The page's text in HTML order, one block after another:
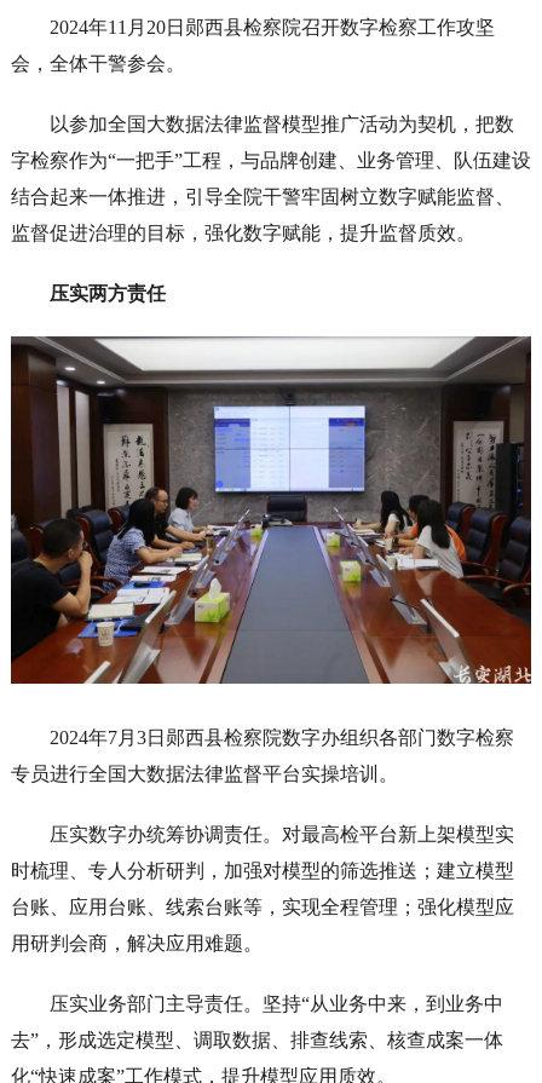
2024年11月20日郧西县检察院召开数字检察工作攻坚
会，全体干警参会。
以参加全国大数据法律监督模型推广活动为契机，把数
字检察作为“一把手”工程，与品牌创建、业务管理、队伍建设
结合起来一体推进，引导全院干警牢固树立数字赋能监督、
监督促进治理的目标，强化数字赋能，提升监督质效。
压实两方责任
2024年7月3日郧西县检察院数字办组织各部门数字检察
专员进行全国大数据法律监督平台实操培训。
压实数字办统筹协调责任。对最高检平台新上架模型实
时梳理、专人分析研判，加强对模型的筛选推送；建立模型
台账、应用台账、线索台账等，实现全程管理；强化模型应
用研判会商，解决应用难题。
压实业务部门主导责任。坚持“从业务中来，到业务中
去”，形成选定模型、调取数据、排查线索、核查成案一体
化“快速成案”工作模式，提升模型应用质效。